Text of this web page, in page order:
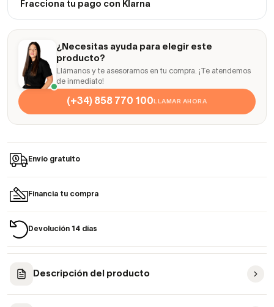
Fracciona tu pago con Klarna
¿Necesitas ayuda para elegir este
producto?
Llámanos y te asesoramos en tu compra. ¡Te atendemos
de inmediato!
(+34) 858 770 100LLAMAR AHORA
Envío gratuito
Financia tu compra
Devolución 14 días
Descripción del producto